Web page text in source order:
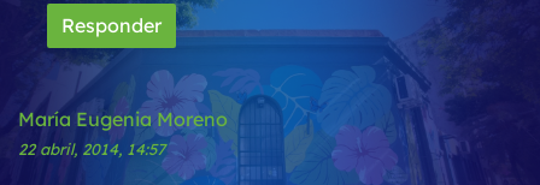
Responder
María Eugenia Moreno
22 abril, 2014, 14:57